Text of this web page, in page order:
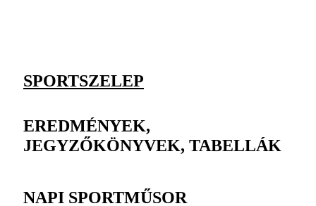
SPORTSZELEP
EREDMÉNYEK,
JEGYZŐKÖNYVEK, TABELLÁK
NAPI SPORTMŰSOR